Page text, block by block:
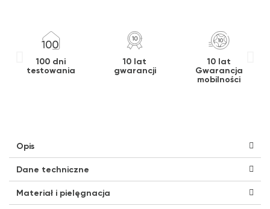
100 dni
testowania
10 lat
gwarancji
10 lat
Gwarancja
mobilności
Opis
Dane techniczne
Materiał i pielęgnacja